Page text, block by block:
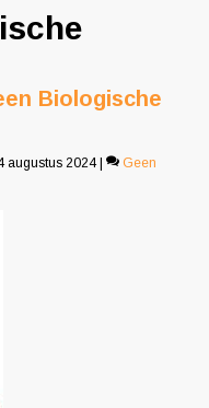
Biologische
augustus 2024
Geen